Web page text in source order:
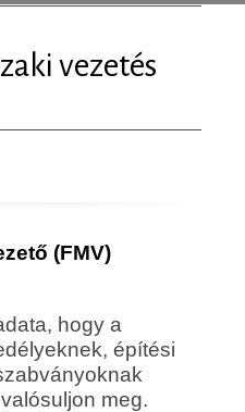
vezetés
(FMV)
hogy a
építési
meg.